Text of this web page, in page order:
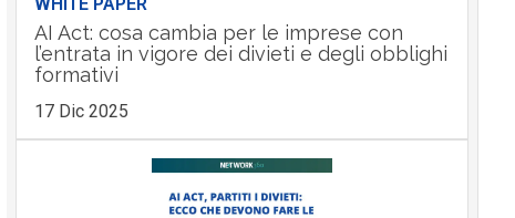
AI Act: cosa cambia per le imprese con
l’entrata in vigore dei divieti e degli obblighi
formativi
17 Dic 2025